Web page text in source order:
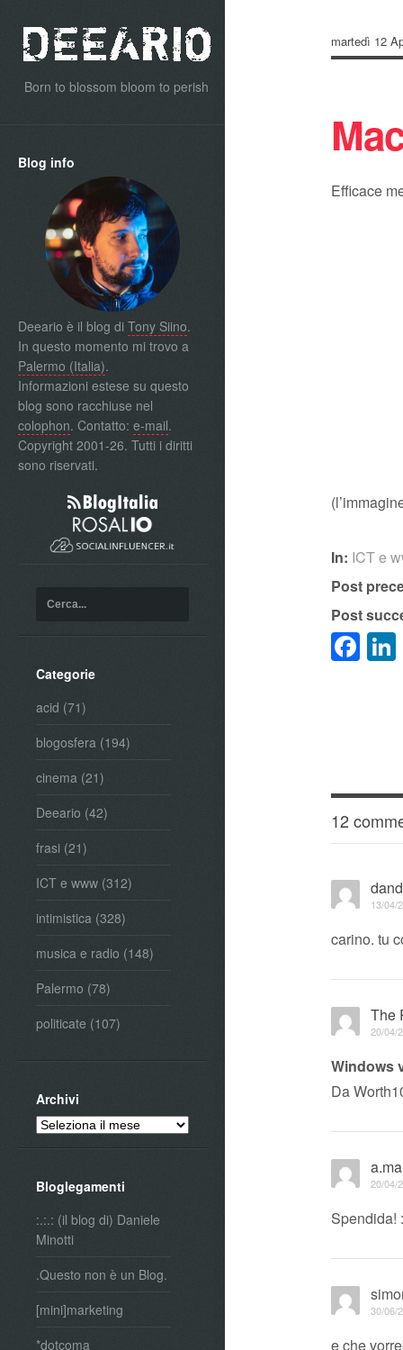
Born to blossom bloom to perish
Blog info
Deeario è il blog di Tony Siino.
In questo momento mi trovo a
Palermo (Italia).
Informazioni estese su questo
blog sono racchiuse nel
colophon. Contatto: e-mail.
Copyright 2001-26. Tutti i diritti
sono riservati.
Categorie
acid (71)
blogosfera (194)
cinema (21)
Deeario (42)
frasi (21)
ICT e www (312)
intimistica (328)
musica e radio (148)
Palermo (78)
politicate (107)
Archivi
Archivi
Bloglegamenti
:.:.: (il blog di) Daniele
Minotti
.Questo non è un Blog.
[mini]marketing
*dotcoma
martedì 12
Efficace
In: ICT e
Post
Post
12
13/04/
carino. tu
The
20/04/
Windows
Da
20/04/
Spendida!
30/06/
e che